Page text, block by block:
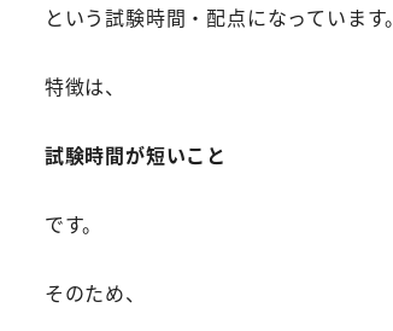
という試験時間・配点になっています。
特徴は、
試験時間が短いこと
です。
そのため、